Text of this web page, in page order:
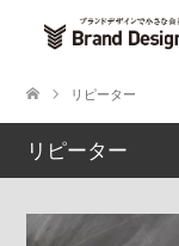
リピーター
リピーター